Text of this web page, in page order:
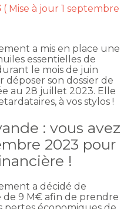
( Mise à jour 1 septembre
a mis en place une
essentielles de
le mois de juin
son dossier de
au 28 juillet 2023. Elle
à vos stylos !
: vous avez
2023 pour
!
a décidé de
9 M€ afin de prendre